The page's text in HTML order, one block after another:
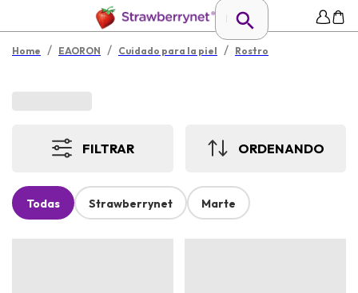
Home / EAORON / Cuidado para la piel / Rostro
FILTRAR ORDENANDO
Todas Strawberrynet Marte